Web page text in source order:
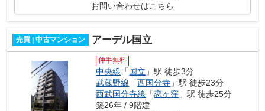
お問い合わせはこちら
売買 | 中古マンション アーデル国立
仲手無料
中央線 「国立 」駅 徒歩3分
武蔵野線 「西国分寺 」駅 徒歩23分
西武国分寺線 「恋ヶ窪 」駅 徒歩25分
築26年 / 9階建